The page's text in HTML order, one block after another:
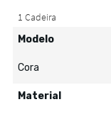
Modelo
Cora
Material